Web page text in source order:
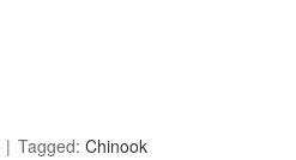
Tagged:Chinook